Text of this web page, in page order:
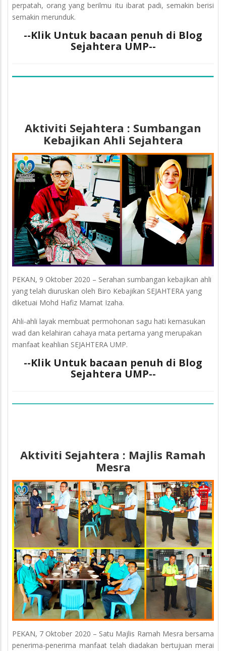
perpatah, orang yang berilmu itu ibarat padi, semakin berisi
semakin merunduk.
--Klik Untuk bacaan penuh di Blog
Sejahtera UMP--
Aktiviti Sejahtera : Sumbangan
Kebajikan Ahli Sejahtera
PEKAN, 9 Oktober 2020 – Serahan sumbangan kebajikan ahli
yang telah diuruskan oleh Biro Kebajikan SEJAHTERA yang
diketuai Mohd Hafiz Mamat Izaha.
Ahli-ahli layak membuat permohonan sagu hati kemasukan
wad dan kelahiran cahaya mata pertama yang merupakan
manfaat keahlian SEJAHTERA UMP.
--Klik Untuk bacaan penuh di Blog
Sejahtera UMP--
Aktiviti Sejahtera : Majlis Ramah
Mesra
PEKAN, 7 Oktober 2020 – Satu Majlis Ramah Mesra bersama
penerima-penerima manfaat telah diadakan bertujuan merai